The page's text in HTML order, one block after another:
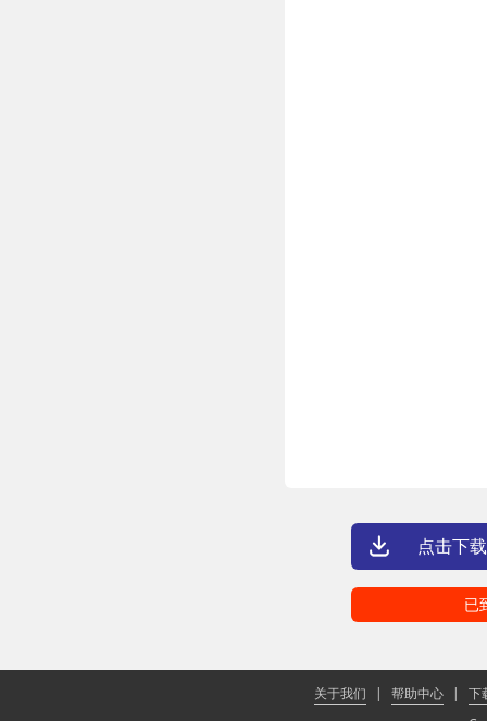
点击下
已
关于我们 | 帮助中心 |
下